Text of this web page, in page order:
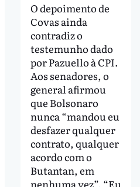
O depoimento de
Covas ainda
contradiz o
testemunho dado
por Pazuello à CPI.
Aos senadores, o
general afirmou
que Bolsonaro
nunca “mandou eu
desfazer qualquer
contrato, qualquer
acordo com o
Butantan, em
nenhuma vez”. “Eu